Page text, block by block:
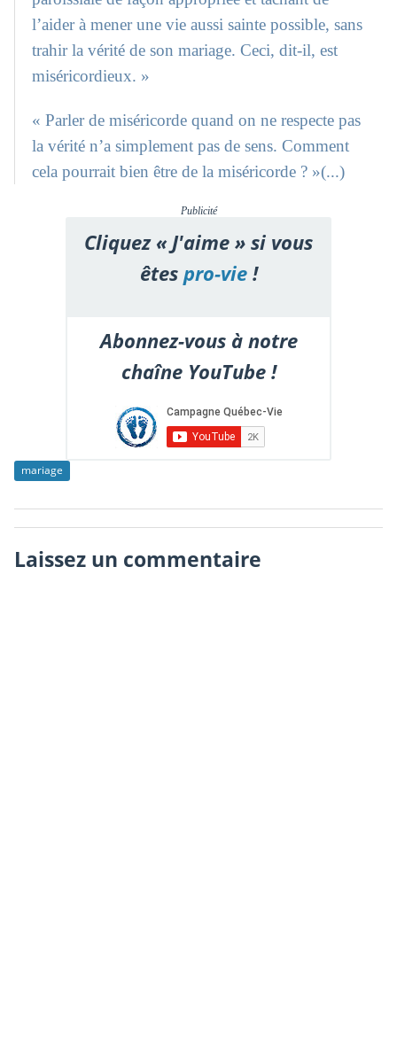
l’aider à mener une vie aussi sainte possible, sans
trahir la vérité de son mariage. Ceci, dit-il, est
miséricordieux. »
« Parler de miséricorde quand on ne respecte pas
la vérité n’a simplement pas de sens. Comment
cela pourrait bien être de la miséricorde ? »(...)
Publicité
Cliquez « J'aime » si vous
êtespro-vie!
Abonnez-vous à notre
chaîne YouTube !
mariage
Laissez un commentaire